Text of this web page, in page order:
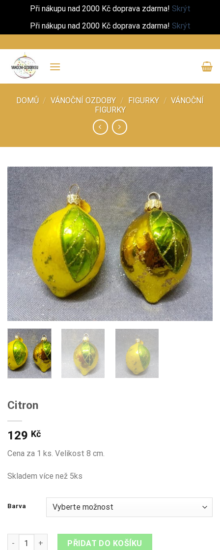
Při nákupu nad 2000 Kč doprava zdarma! Skrýt
Při nákupu nad 2000 Kč doprava zdarma! Skrýt
na
obsah
DOMŮ / VÁNOČNÍ OZDOBY / FIGURKY / VÁNOČNÍ
FIGURKY
Citron
129 Kč
Cena za 1 ks. Velikost 8 cm.
Skladem více než 5ks
Barva
Citron množství PŘIDAT DO KOŠÍKU